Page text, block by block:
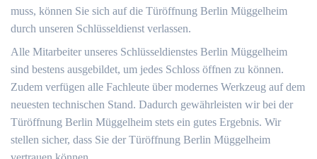
muss, können Sie sich auf die Türöffnung Berlin Müggelheim
durch unseren Schlüsseldienst verlassen.
Alle Mitarbeiter unseres Schlüsseldienstes Berlin Müggelheim
sind bestens ausgebildet, um jedes Schloss öffnen zu können.
Zudem verfügen alle Fachleute über modernes Werkzeug auf dem
neuesten technischen Stand. Dadurch gewährleisten wir bei der
Türöffnung Berlin Müggelheim stets ein gutes Ergebnis. Wir
stellen sicher, dass Sie der Türöffnung Berlin Müggelheim